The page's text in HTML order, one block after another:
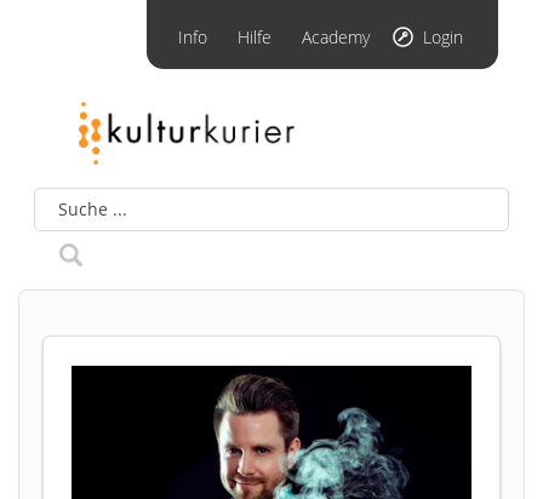
Info Hilfe Academy Login